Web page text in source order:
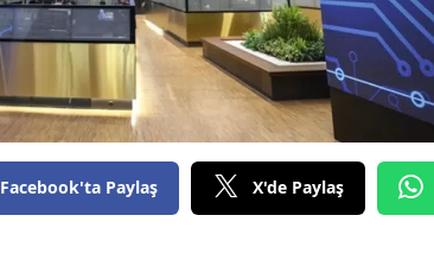
Çanakkale
Çankırı
Çorum
Denizli
Facebook'ta Paylaş X'de Paylaş